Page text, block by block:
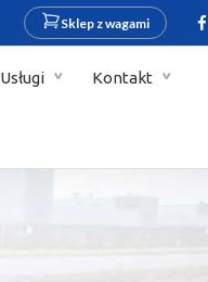
Sklep z wagami
Usługi Kontakt